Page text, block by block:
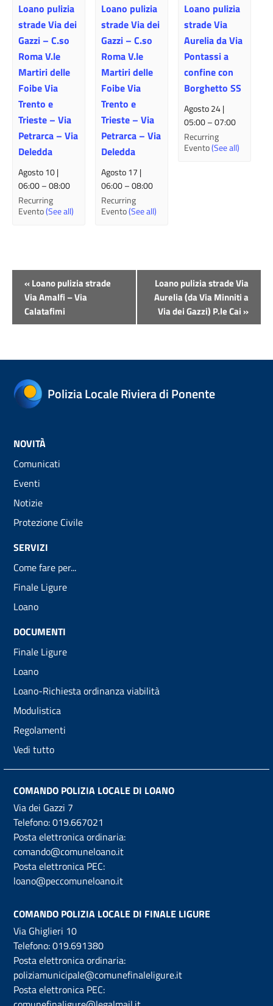
Loano pulizia
strade Via dei
Gazzi – C.so
Roma V.le
Martiri delle
Foibe Via
Trento e
Trieste – Via
Petrarca – Via
Deledda
Agosto 10 |
06:00–08:00
Recurring
Evento(See all)
Loano pulizia
strade Via dei
Gazzi – C.so
Roma V.le
Martiri delle
Foibe Via
Trento e
Trieste – Via
Petrarca – Via
Deledda
Agosto 17 |
06:00–08:00
Recurring
Evento(See all)
Loano pulizia
strade Via
Aurelia da Via
Pontassi a
confine con
Borghetto SS
Agosto 24 |
05:00–07:00
Recurring
Evento(See all)
Evento
Navigazione
«Loano pulizia strade
Via Amalfi – Via
Calatafimi
Loano pulizia strade Via
Aurelia (da Via Minniti a
Via dei Gazzi) P.le Cai»
Polizia Locale Riviera di Ponente
NOVITÀ
Comunicati
Eventi
Notizie
Protezione Civile
SERVIZI
Come fare per...
Finale Ligure
Loano
DOCUMENTI
Finale Ligure
Loano
Loano-Richiesta ordinanza viabilità
Modulistica
Regolamenti
Vedi tutto
COMANDO POLIZIA LOCALE DI LOANO
Via dei Gazzi 7
Telefono:019.667021
Posta elettronica ordinaria:
comando@comuneloano.it
Posta elettronica PEC:
loano@peccomuneloano.it
COMANDO POLIZIA LOCALE DI FINALE LIGURE
Via Ghiglieri 10
Telefono:019.691380
Posta elettronica ordinaria:
poliziamunicipale@comunefinaleligure.it
Posta elettronica PEC: